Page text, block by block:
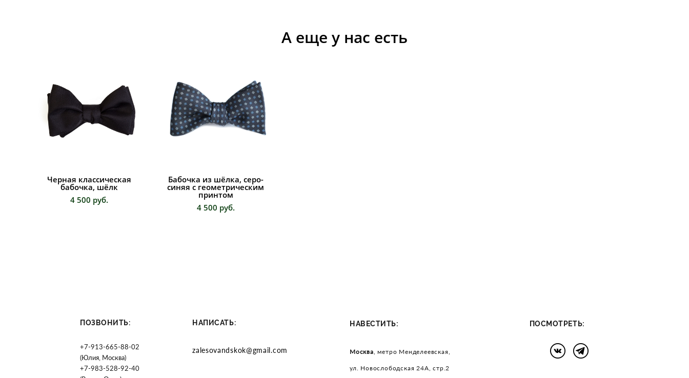
А еще у нас есть
Черная классическая
бабочка, шёлк
4 500 pуб.
Бабочка из шёлка, серо-
синяя с геометрическим
принтом
4 500 pуб.
ПОЗВОНИТЬ:
+7-913-665-88-02
(Юлия, Москва)
+7-983-528-92-40
НАПИСАТЬ:
zalesovandskok@gmail.com
НАВЕСТИТЬ:
Москва, метро Менделеевская,
ул. Новослободская 24А, стр.2
ПОСМОТРЕТЬ: